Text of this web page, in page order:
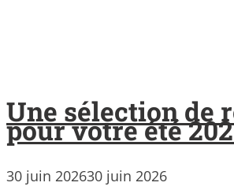
Une sélection de
pour votre été
30 juin 202630 juin 2026